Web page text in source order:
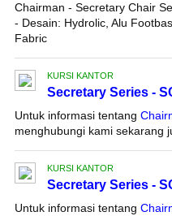
Chairman - Secretary Chair
- Desain: Hydrolic, Alu
Fabric
KURSI KANTOR
Secretary Series -
Untuk informasi tentang
menghubungi kami sekarang
KURSI KANTOR
Secretary Series -
Untuk informasi tentang